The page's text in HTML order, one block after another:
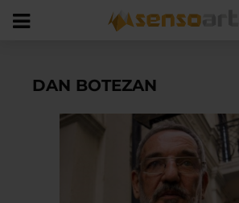
DAN BOTEZAN